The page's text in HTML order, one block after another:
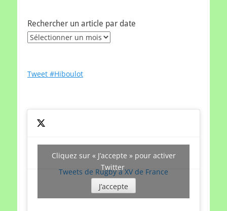
Rechercher un article par date
Rechercher
date
Tweet #Hiboulot
Tweets de Rugby à XV de France
Cliquez sur « J’accepte » pour activer
Twitter
J’accepte